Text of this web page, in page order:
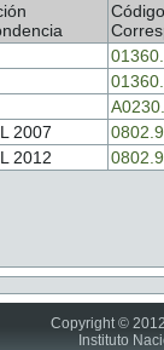
Código
2007
2012
Copyright ©
Instituto